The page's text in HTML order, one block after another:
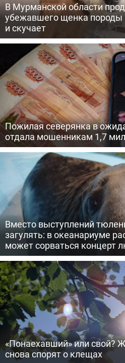
В Мурманской области
убежавшего щенка породы
и скучает
Пожилая северянка в
отдала мошенникам 1,7
Вместо выступлений
загулять: в океанариуме
может сорваться концерт
«Понаехавший» или свой?
снова спорят о клещах